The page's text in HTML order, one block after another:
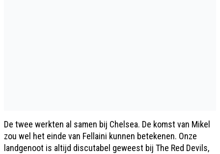
De twee werkten al samen bij Chelsea. De komst van Mikel
zou wel het einde van Fellaini kunnen betekenen. Onze
landgenoot is altijd discutabel geweest bij The Red Devils,